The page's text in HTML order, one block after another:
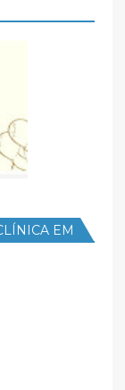
EM